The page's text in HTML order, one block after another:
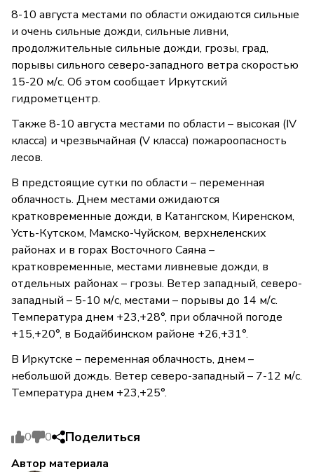
8-10 августа местами по области ожидаются сильные
и очень сильные дожди, сильные ливни,
продолжительные сильные дожди, грозы, град,
порывы сильного северо-западного ветра скоростью
15-20 м/с. Об этом сообщает Иркутский
гидрометцентр.
Также 8-10 августа местами по области – высокая (IV
класса) и чрезвычайная (V класса) пожароопасность
лесов.
В предстоящие сутки по области – переменная
облачность. Днем местами ожидаются
кратковременные дожди, в Катангском, Киренском,
Усть-Кутском, Мамско-Чуйском, верхнеленских
районах и в горах Восточного Саяна –
кратковременные, местами ливневые дожди, в
отдельных районах – грозы. Ветер западный, северо-
западный – 5-10 м/с, местами – порывы до 14 м/с.
Температура днем +23,+28°, при облачной погоде
+15,+20°, в Бодайбинском районе +26,+31°.
В Иркутске – переменная облачность, днем –
небольшой дождь. Ветер северо-западный – 7-12 м/с.
Температура днем +23,+25°.
0 0 Поделиться
Автор материала